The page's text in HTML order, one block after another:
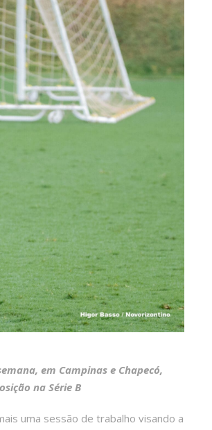
em Campinas e Chapecó,
na Série B
uma sessão de trabalho visando a